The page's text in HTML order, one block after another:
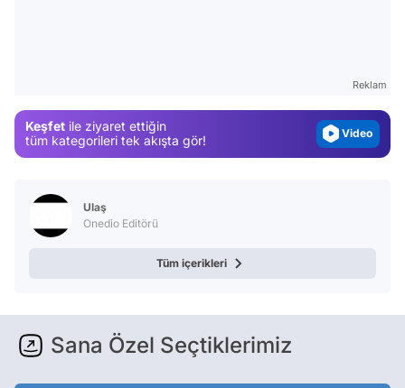
Reklam
Keşfet ile ziyaret ettiğin
tüm kategorileri tek akışta gör!
Test
Ulaş
Onedio Editörü
Tüm içerikleri
Sana Özel Seçtiklerimiz